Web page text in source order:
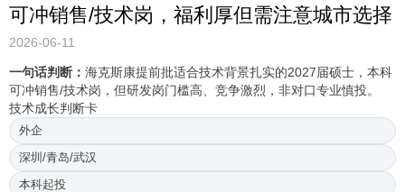
可冲销售/技术岗，福利厚但需注意城市选择
2026-06-11
一句话判断： 海克斯康提前批适合技术背景扎实的2027届硕士，本科
可冲销售/技术岗，但研发岗门槛高、竞争激烈，非对口专业慎投。
技术成长判断卡
外企
深圳/青岛/武汉
本科起投